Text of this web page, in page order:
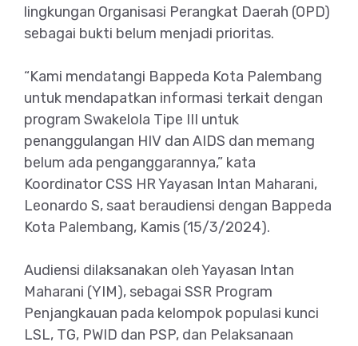
lingkungan Organisasi Perangkat Daerah (OPD)
sebagai bukti belum menjadi prioritas.
“Kami mendatangi Bappeda Kota Palembang
untuk mendapatkan informasi terkait dengan
program Swakelola Tipe III untuk
penanggulangan HIV dan AIDS dan memang
belum ada penganggarannya,” kata
Koordinator CSS HR Yayasan Intan Maharani,
Leonardo S, saat beraudiensi dengan Bappeda
Kota Palembang, Kamis (15/3/2024).
Audiensi dilaksanakan oleh Yayasan Intan
Maharani (YIM), sebagai SSR Program
Penjangkauan pada kelompok populasi kunci
LSL, TG, PWID dan PSP, dan Pelaksanaan